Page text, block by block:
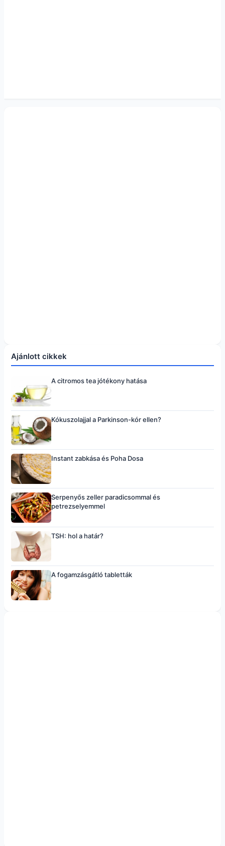
Ajánlott cikkek
A citromos tea jótékony hatása
Kókuszolajjal a Parkinson-kór ellen?
Instant zabkása és Poha Dosa
Serpenyős zeller paradicsommal és
petrezselyemmel
TSH: hol a határ?
A fogamzásgátló tabletták